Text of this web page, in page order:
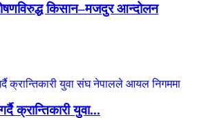
किसान–मजदुर आन्दोलन
क्रान्तिकारी युवा...